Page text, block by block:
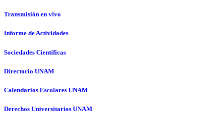
Transmisión en vivo
Informe de Actividades
Sociedades Científicas
Directorio UNAM
Calendarios Escolares UNAM
Derechos Universitarios UNAM